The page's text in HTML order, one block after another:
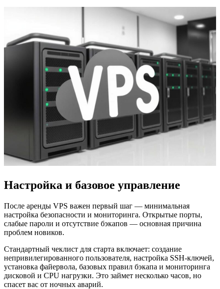
Настройка и базовое управление
После аренды VPS важен первый шаг — минимальная
настройка безопасности и мониторинга. Открытые порты,
слабые пароли и отсутствие бэкапов — основная причина
проблем новиков.
Стандартный чеклист для старта включает: создание
непривилегированного пользователя, настройка SSH-ключей,
установка файервола, базовых правил бэкапа и мониторинга
дисковой и CPU нагрузки. Это займет несколько часов, но
спасет вас от ночных аварий.